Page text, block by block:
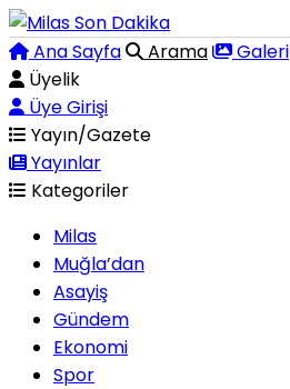
Ana Sayfa Arama Galeri
Üyelik
Üye Girişi
Yayın/Gazete
Yayınlar
Kategoriler
Milas
Muğla’dan
Asayiş
Gündem
Ekonomi
Spor